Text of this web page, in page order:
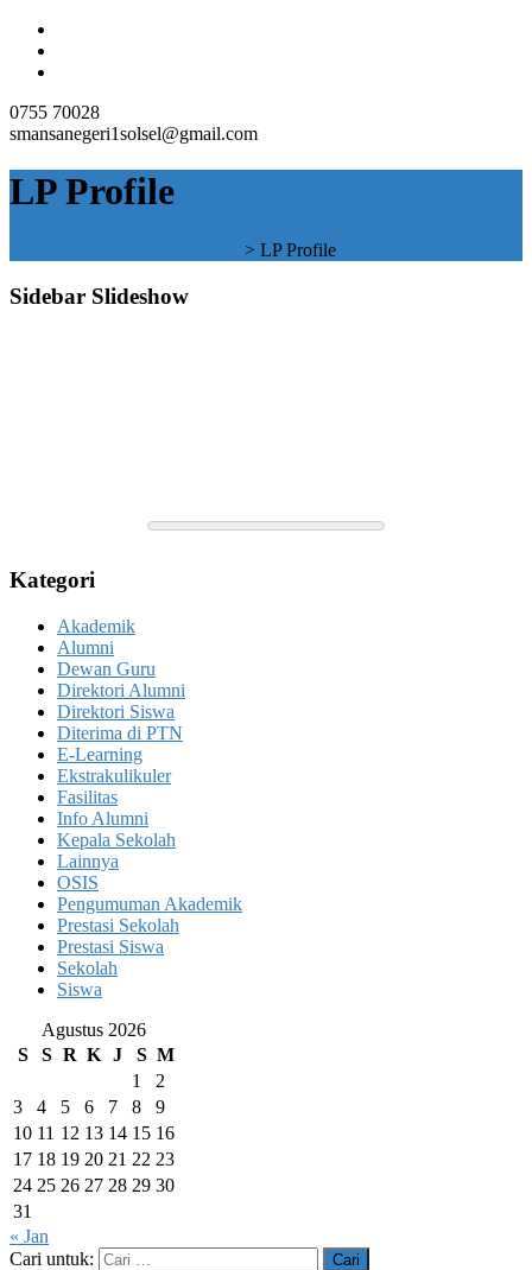
0755 70028
smansanegeri1solsel@gmail.com
LP Profile
> LP Profile
Sidebar Slideshow
Kategori
Akademik
Alumni
Dewan Guru
Direktori Alumni
Direktori Siswa
Diterima di PTN
E-Learning
Ekstrakulikuler
Fasilitas
Info Alumni
Kepala Sekolah
Lainnya
OSIS
Pengumuman Akademik
Prestasi Sekolah
Prestasi Siswa
Sekolah
Siswa
Agustus 2026
S
S R K J S M
1
2
3
4 5 6 7 8
9
10 11 12 13 14 15 16
17 18 19 20 21 22 23
24 25 26 27 28 29 30
31
« Jan
Cari untuk: